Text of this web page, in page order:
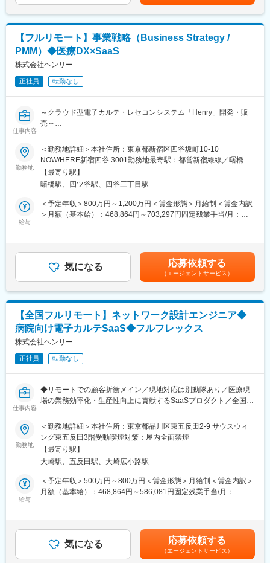
・少人数組織ならではの裁量のもと、自ら仕組みを作りながら事
業成長を支える経験を積むことができます
変更の範囲：会社の定める業務
◇6ヶ月目以降：プロジェクトリーダーとしてパートナー戦略を統
括
・パートナー（医事系企業等）とのスキル移転～本稼働までの運
用設計
・拡大フェーズに向けた体制・プロセスのアップデート
・IT基盤領域（NW・端末・機器連携）のパートナー戦略リード
・標準化テーマとパートナー戦略の文脈が交差する場面での連携
【ポジション魅力】
◎パートナー戦略という新規テーマを構築段階から担い、事業の
◎パートナー戦略の中核を担い、ヘンリーの導入キャパシティを
引き上げるダイレクトな貢献ができる
◎医療×ITというドメインの専門知識を半年で立ち上げるチャレン
ジングな環境
務設計・運用構築・組織変革等のプロジェクトを推進した経験
・例：PMO、業務改革、BPR、オペレーション構築、パートナー
戦略立案・実行支援
◇コンサルティングファームでのプロジェクト推進・マネジメン
ト経験
・0→1のテーマを社外パートナーや複数部門を巻き込んで構造化
しながら方針策定～設計～実行までを一気通貫で推進した経験
・例：新規事業・新規サービス、新拠点・新組織立ち上げ、新規
のパートナーアライアンス・チャネル構築
(月額)は固定手当を含めた表記です。
【フルリモート】事業戦略（Business Strategy /
PMM）◆医療DX×SaaS
株式会社ヘンリー
正社員 転勤なし
仕事内容
～クラウド型電子カルテ・レセコンシステム「Henry」開発・販
売～
【ミッション】
Henryのトップライン最大化に対してオーナーシップを持ち、戦
略立案から現場の武器づくり、仮説検証までを一気通貫で推進す
ること。
【業務内容】
◇戦略・計画
・マーケティング → インサイドセールス → フィールドセールス
→ カスタマーサクセスまでのカスタマージャーニーマップの設計
・アライアンス（医療系ディーラー、コンサルティングファーム
・ジャーニーに沿った商談ストーリーの策定と仮説検証（必要に
応じて自ら商談の現場に立つことも歓迎します）
・病院の意思決定構造（理事長／院長／事務長／現場部門）に応
じた提案ストーリーの設計
◇分析・インサイト
・商談分析（受注／失注要因、ターゲット・セグメント分析）
・失注・解約顧客へのインタビューと示唆の抽出
・契約済顧客からの問い合わせ・要望の分析
・競合プロダクト（既存大手電カルベンダー、新興クラウド勢）
のリサーチ
◇プロダクト連携
・市場・商談から得たインサイトに基づくPdMへのプロダクトフ
ィードバック
・新機能リリース時のGTM設計（訴求メッセージ、セールスイネ
※上記はあくまで現時点で想定している業務の例です。事業フェー
ズに応じて、トップライン向上に効くことであれば領域を問わず
◎市場の追い風：標準型電子カルテをはじめとする国の医療DX政
策が進む中、病院基幹システムのクラウド移行という巨大な構造
変化の最前線に立てます
勤務地
＜勤務地詳細＞本社住所：東京都新宿区四谷坂町10-10
NOW/HERE新宿四谷 3001勤務地最寄駅：都営新宿線線／曙橋駅
受動喫煙対策：敷地内全面禁煙変更の範囲：会社の定める事業所
（リモートワーク含む）
【最寄り駅】
曙橋駅、四ツ谷駅、四谷三丁目駅
給与
＜予定年収＞800万円～1,200万円＜賃金形態＞月給制＜賃金内訳
＞月額（基本給）：468,864円～703,297円固定残業手当/月：
面談を通じてスキル等をもとに決定します。賃金はあくまでも目
安の金額であり、選考を通じて上下する可能性があります。月給
(月額)は固定手当を含めた表記です。
気になる 応募依頼する
（エージェントサービス）
【全国フルリモート】ネットワーク設計エンジニア◆
病院向け電子カルテSaaS◆フルフレックス
株式会社ヘンリー
正社員 転勤なし
仕事内容
◆リモートでの顧客折衝メイン／現地対応は別動隊あり／医療現
場の業務効率化・生産性向上に貢献するSaaSプロダクト／全国で
■募集背景
紙カルテから電子カルテへの移行ニーズが急増しており、それに
伴い導入業務も拡大しています。院内ネットワーク環境の調査や
構築提案、医療機器との連携開発調整までを担って頂ける方を必
要としています。
ン提案業務をお任せいたします。
勤務はフルリモートで、現地対応は別部署の社員が行います。病
院側との技術的な調整やサポートは、リモートでの対応が中心と
勤務地
＜勤務地詳細＞本社住所：東京都品川区東五反田2-9 サウスウィ
ング東五反田3階受動喫煙対策：屋内全面禁煙
【最寄り駅】
大崎駅、五反田駅、大崎広小路駅
給与
＜予定年収＞500万円～800万円＜賃金形態＞月給制＜賃金内訳＞
月額（基本給）：468,864円～586,081円固定残業手当/月：
＞・給与は面談を通じてスキル等をもとに決定します。賃金はあ
くまでも目安の金額であり、選考を通じて上下する可能性があり
ます。月給(月額)は固定手当を含めた表記です。
気になる 応募依頼する
（エージェントサービス）